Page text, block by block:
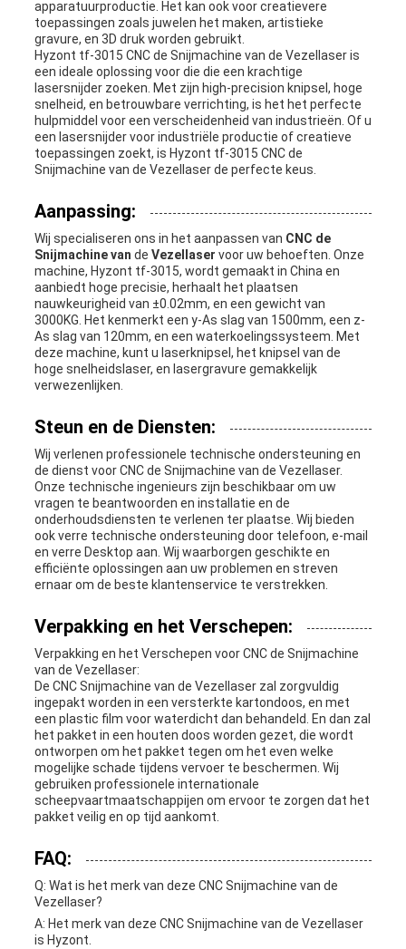
apparatuurproductie. Het kan ook voor creatievere
toepassingen zoals juwelen het maken, artistieke
gravure, en 3D druk worden gebruikt.
Hyzont tf-3015 CNC de Snijmachine van de Vezellaser is
een ideale oplossing voor die die een krachtige
lasersnijder zoeken. Met zijn high-precision knipsel, hoge
snelheid, en betrouwbare verrichting, is het het perfecte
hulpmiddel voor een verscheidenheid van industrieën. Of u
een lasersnijder voor industriële productie of creatieve
toepassingen zoekt, is Hyzont tf-3015 CNC de
Snijmachine van de Vezellaser de perfecte keus.
Aanpassing:
Wij specialiseren ons in het aanpassen van CNC de
Snijmachine van de Vezellaser voor uw behoeften. Onze
machine, Hyzont tf-3015, wordt gemaakt in China en
aanbiedt hoge precisie, herhaalt het plaatsen
nauwkeurigheid van ±0.02mm, en een gewicht van
3000KG. Het kenmerkt een y-As slag van 1500mm, een z-
As slag van 120mm, en een waterkoelingssysteem. Met
deze machine, kunt u laserknipsel, het knipsel van de
hoge snelheidslaser, en lasergravure gemakkelijk
verwezenlijken.
Steun en de Diensten:
Wij verlenen professionele technische ondersteuning en
de dienst voor CNC de Snijmachine van de Vezellaser.
Onze technische ingenieurs zijn beschikbaar om uw
vragen te beantwoorden en installatie en de
onderhoudsdiensten te verlenen ter plaatse. Wij bieden
ook verre technische ondersteuning door telefoon, e-mail
en verre Desktop aan. Wij waarborgen geschikte en
efficiënte oplossingen aan uw problemen en streven
ernaar om de beste klantenservice te verstrekken.
Verpakking en het Verschepen:
Verpakking en het Verschepen voor CNC de Snijmachine
van de Vezellaser:
De CNC Snijmachine van de Vezellaser zal zorgvuldig
ingepakt worden in een versterkte kartondoos, en met
een plastic film voor waterdicht dan behandeld. En dan zal
het pakket in een houten doos worden gezet, die wordt
ontworpen om het pakket tegen om het even welke
mogelijke schade tijdens vervoer te beschermen. Wij
gebruiken professionele internationale
scheepvaartmaatschappijen om ervoor te zorgen dat het
pakket veilig en op tijd aankomt.
FAQ:
Q: Wat is het merk van deze CNC Snijmachine van de
Vezellaser?
A: Het merk van deze CNC Snijmachine van de Vezellaser
is Hyzont.